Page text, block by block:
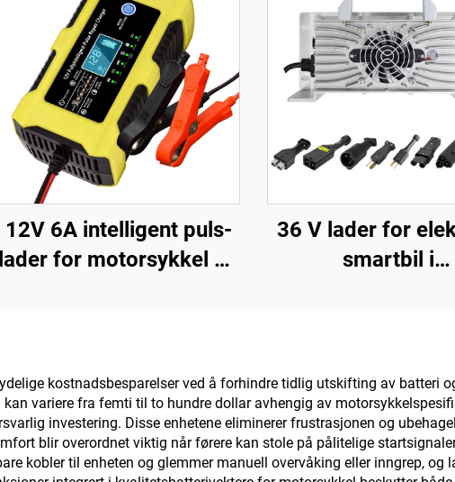
12V 6A intelligent puls-
lader for motorsykkel og
Lifepo4 bilreparasjon
36 V lader for
smartbil i
kostnadsbesparelser ved å forhindre tidlig utskifting av batteri
variere fra femti til to hundre dollar avhengig av
investering. Disse enhetene eliminerer frustrasjonen og
blir overordnet viktig når førere kan stole på pålitelige
kobler til enheten og glemmer manuell overvåking eller inngrep, og